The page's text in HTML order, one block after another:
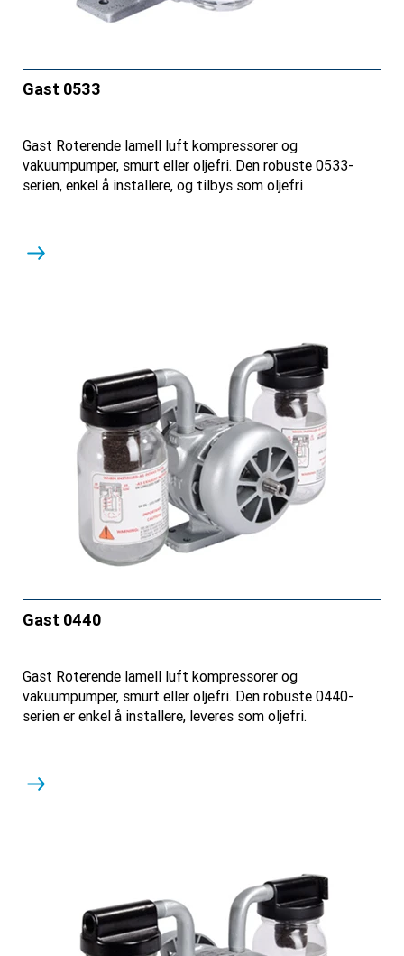
Gast 0533
Gast Roterende lamell luft kompressorer og
vakuumpumper, smurt eller oljefri. Den robuste 0533-
serien, enkel å installere, og tilbys som oljefri
Gast 0440
Gast Roterende lamell luft kompressorer og
vakuumpumper, smurt eller oljefri. Den robuste 0440-
serien er enkel å installere, leveres som oljefri.